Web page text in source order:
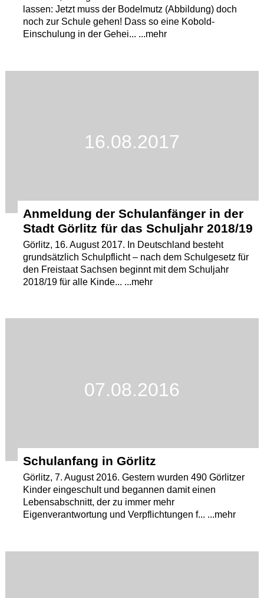
lassen: Jetzt muss der Bodelmutz (Abbildung) doch
noch zur Schule gehen! Dass so eine Kobold-
Einschulung in der Gehei... ...mehr
16.08.2017
Anmeldung der Schulanfänger in der
Stadt Görlitz für das Schuljahr 2018/19
Görlitz, 16. August 2017. In Deutschland besteht
grundsätzlich Schulpflicht – nach dem Schulgesetz für
den Freistaat Sachsen beginnt mit dem Schuljahr
2018/19 für alle Kinde... ...mehr
07.08.2016
Schulanfang in Görlitz
Görlitz, 7. August 2016. Gestern wurden 490 Görlitzer
Kinder eingeschult und begannen damit einen
Lebensabschnitt, der zu immer mehr
Eigenverantwortung und Verpflichtungen f... ...mehr